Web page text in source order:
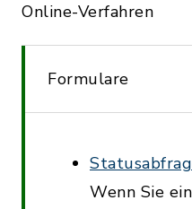
Online-Verfahren
Formulare
Wenn Sie